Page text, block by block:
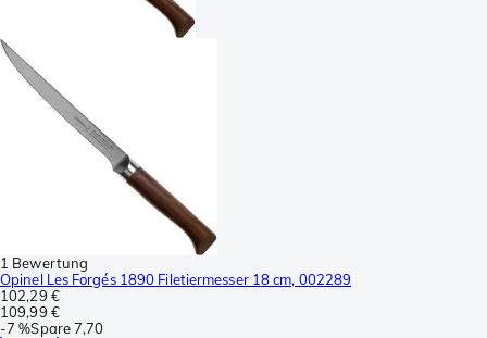
1 Bewertung
Opinel Les Forgés 1890 Filetiermesser 18 cm, 002289
102,29 €
109,99 €
-7 %Spare7,70